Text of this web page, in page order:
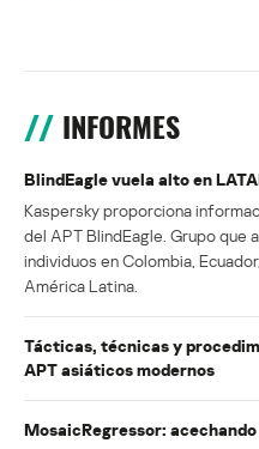
INFORMES
BlindEagle vuela alto en
Kaspersky proporciona
del APT BlindEagle. Grupo que
individuos en Colombia,
América Latina.
Tácticas, técnicas y
APT asiáticos modernos
MosaicRegressor: acechando